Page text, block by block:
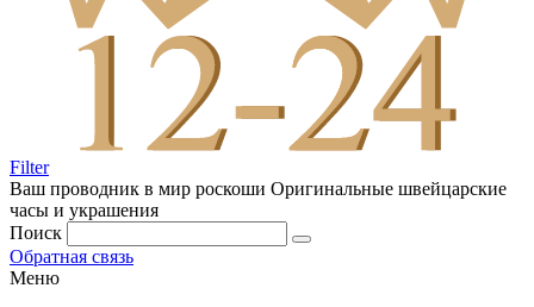
Filter
Ваш проводник в мир роскоши Оригинальные швейцарские
часы и украшения
Поиск
Обратная связь
Меню